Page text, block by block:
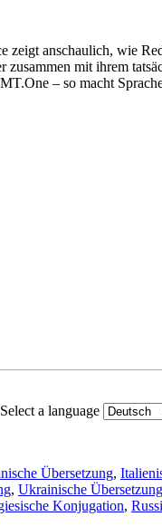
anschaulich, wie
mit ihrem
– so macht
Select a language
Übersetzung,
, Ukrainische Übersetzung
Konjugation,